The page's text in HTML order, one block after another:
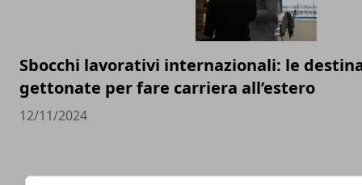
Sbocchi lavorativi internazionali: le
gettonate per fare carriera all’estero
12/11/2024